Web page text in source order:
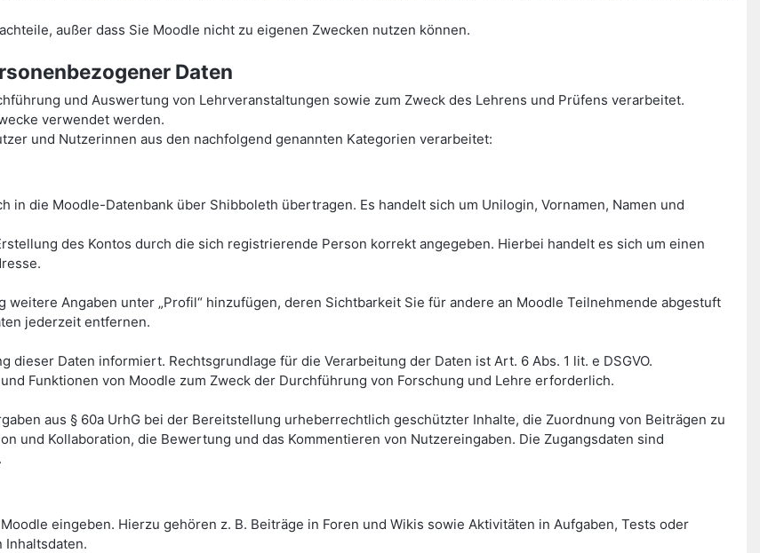
außer dass Sie Moodle nicht zu eigenen Zwecken nutzen können.
Daten
und Auswertung von Lehrveranstaltungen sowie zum Zweck des Lehrens und Prüfens verarbeitet.
verwendet werden.
und Nutzerinnen aus den nachfolgend genannten Kategorien verarbeitet:
die Moodle-Datenbank über Shibboleth übertragen. Es handelt sich um Unilogin, Vornamen, Namen und
des Kontos durch die sich registrierende Person korrekt angegeben. Hierbei handelt es sich um einen
Angaben unter „Profil“ hinzufügen, deren Sichtbarkeit Sie für andere an Moodle Teilnehmende abgestuft
jederzeit entfernen.
Daten informiert. Rechtsgrundlage für die Verarbeitung der Daten ist Art. 6 Abs. 1 lit. e DSGVO.
Funktionen von Moodle zum Zweck der Durchführung von Forschung und Lehre erforderlich.
aus § 60a UrhG bei der Bereitstellung urheberrechtlich geschützter Inhalte, die Zuordnung von Beiträgen zu
und Kollaboration, die Bewertung und das Kommentieren von Nutzereingaben. Die Zugangsdaten sind
eingeben. Hierzu gehören z. B. Beiträge in Foren und Wikis sowie Aktivitäten in Aufgaben, Tests oder
Inhaltsdaten.